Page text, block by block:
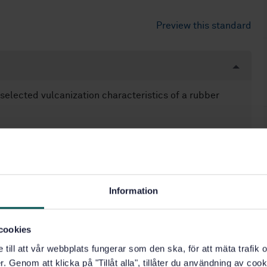
Information
till att vår webbplats fungerar som den ska, för att mäta trafik
Genom att klicka på "Tillåt alla", tillåter du användning av
Preview this standard
vulcanization characteristics of a rubber